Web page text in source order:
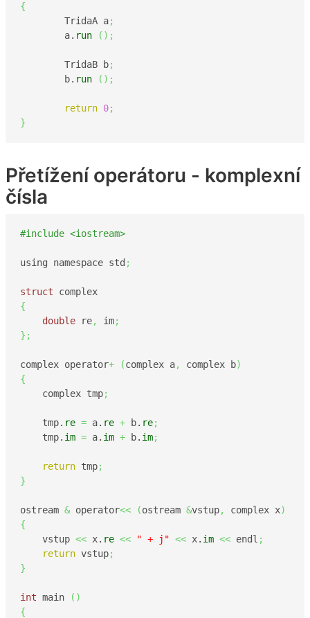
{
	TridaA a
;
	a.
run ( ) ;
	TridaB b
;
	b.
run ( ) ;
return 0;
}
Přetížení operátoru - komplexní
čísla
#include <iostream>
using namespace std ;
struct
{
double re, im;
} ;
complex operator+ (complex a, complex b)
{
    complex tmp
;
    tmp.
re = a. re + b. re;
    tmp.
im = a. im + b. im;
return tmp;
}
ostream & operator<< (ostream &vstup, complex x)
{
    vstup
<< x. re << " + j" << x. im << endl ;
return vstup;
}
int main ( )
{